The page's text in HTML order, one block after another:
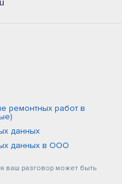
ремонтных работ в
данных
данных в ООО
ваш разговор может быть